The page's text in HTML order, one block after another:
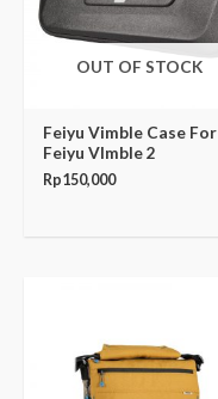
OUT OF STOCK
Feiyu Vimble Case For
Feiyu VImble 2
Rp150,000